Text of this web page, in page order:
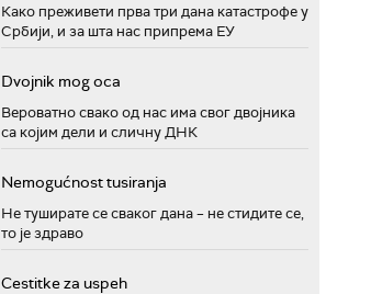
Како преживети прва три дана катастрофе у
Србији, и за шта нас припрема ЕУ
Dvojnik mog oca
Вероватно свако од нас има свог двојника
са којим дели и сличну ДНК
Nemogućnost tusiranja
Не туширате се сваког дана – не стидите се,
то је здраво
Cestitke za uspeh